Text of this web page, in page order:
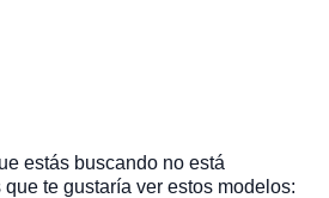
estás buscando no está
te gustaría ver estos modelos: